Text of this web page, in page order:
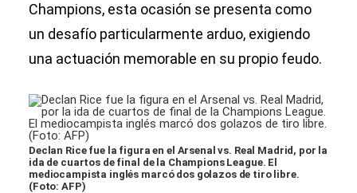
Champions, esta ocasión se presenta como
un desafío particularmente arduo, exigiendo
una actuación memorable en su propio feudo.
Declan Rice fue la figura en el Arsenal vs. Real Madrid, por la
ida de cuartos de final de la Champions League. El
mediocampista inglés marcó dos golazos de tiro libre.
(Foto: AFP)